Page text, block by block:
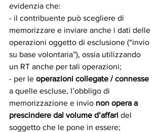
evidenzia che:
- il contribuente può scegliere di
memorizzare e inviare anche i dati delle
operazioni oggetto di esclusione (“invio
su base volontaria”), ossia utilizzando
un RT anche per tali operazioni;
- per le operazioni collegate / connesse
a quelle escluse, l’obbligo di
memorizzazione e invio non opera a
prescindere dal volume d’affari del
soggetto che le pone in essere;